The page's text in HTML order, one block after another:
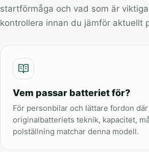
startförmåga och vad som är
kontrollera innan du jämför aktuellt
Vem passar batteriet för?
För personbilar och lättare fordon där
originalbatteriets teknik, kapacitet,
polställning matchar denna modell.